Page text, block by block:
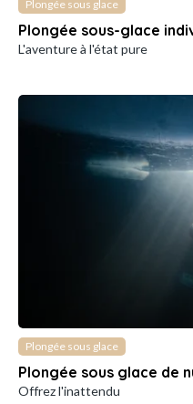
Plongée sous glace
Plongée sous-glace
L'aventure à l'état pure
Plongée sous glace
Plongée sous glace de
Offrez l'inattendu